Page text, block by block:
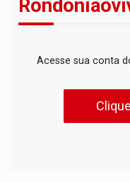
Acesse sua conta